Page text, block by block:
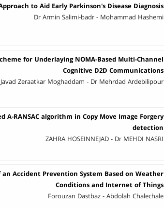
to Aid Early Parkinson's Disease Diagnosis
Dr Armin Salimi-badr - Mohammad Hashemi
for Underlaying NOMA-Based Multi-Channel
Cognitive D2D Communications
Zeraatkar Moghaddam - Dr Mehrdad Ardebilipour
A-RANSAC algorithm in Copy Move Image Forgery
detection
ZAHRA HOSEINNEJAD - Dr MEHDI NASRI
Accident Prevention System Based on Weather
Conditions and Internet of Things
Forouzan Dastbaz - Abdolah Chalechale